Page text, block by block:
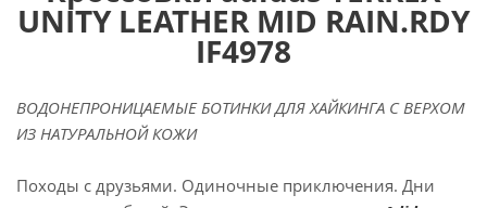
UNITY LEATHER MID RAIN.RDY
IF4978
ВОДОНЕПРОНИЦАЕМЫЕ БОТИНКИ ДЛЯ ХАЙКИНГА С ВЕРХОМ
ИЗ НАТУРАЛЬНОЙ КОЖИ
Походы с друзьями. Одиночные приключения. Дни